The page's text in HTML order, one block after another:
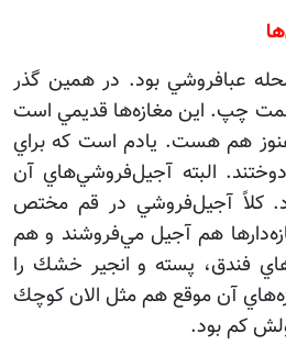
عبا‌فروشي بود. در همين گذر
چپ. اين مغازه‌ها قديمي است
هنوز هم هست. يادم است كه براي
البته آجيل‌فروشي‌هاي آن
كلاً آجيل‌فروشي در قم مختص
هم آجيل مي‌فروشند و هم
فندق، پسته و انجير خشك را
آن موقع هم مثل الان كوچك
کم بود.